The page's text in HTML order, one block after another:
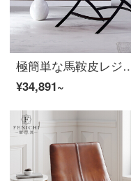
極簡単な馬鞍皮レジャーチェアオレンジの皮芸快適なシングルチェアイタリアのデザイナ
¥34,891~